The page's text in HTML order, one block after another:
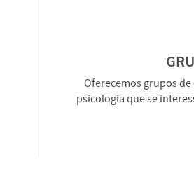
Oferecemos grupos
psicologia que se